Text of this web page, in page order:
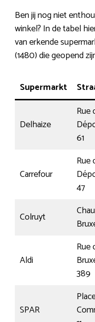
Ben jij nog niet
winkel? In de tabel
van erkende
(1480) die geopend
Supermarkt
Delhaize
Rue
61
Carrefour
Rue
47
Colruyt
Aldi
Rue
389
SPAR